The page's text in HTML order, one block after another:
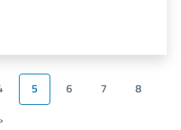
5 6 7
8